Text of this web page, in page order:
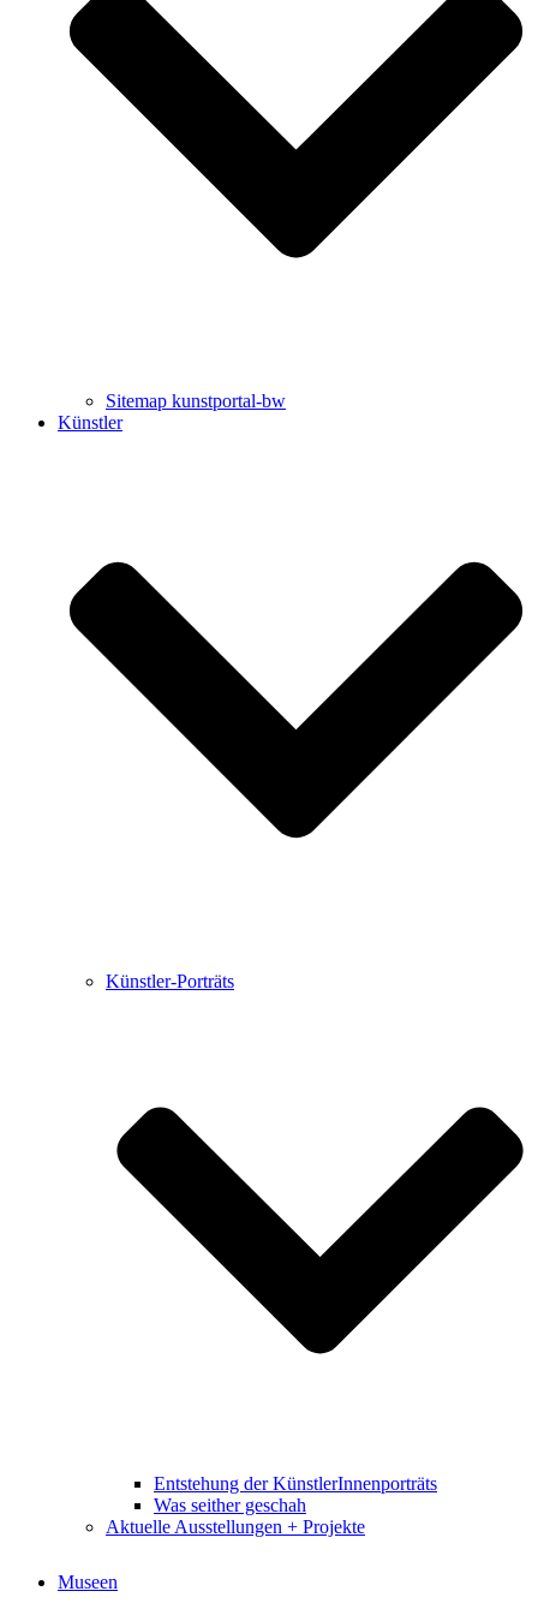
Uli Rothfuss
Harald Schwiers
Buchbesprechungen von Harald Schwiers
Haralds Streifzüge
Hörtipps von Harald Schwiers
Kunstausflüge mit Sigrid Balke
Marc Peschke – Out of The Länd
Buchtipps von Uli Rothfuss
Sitemap kunstportal-bw
Künstler
Künstler-Porträts
Entstehung der KünstlerInnenporträts
Was seither geschah
Aktuelle Ausstellungen + Projekte
Museen